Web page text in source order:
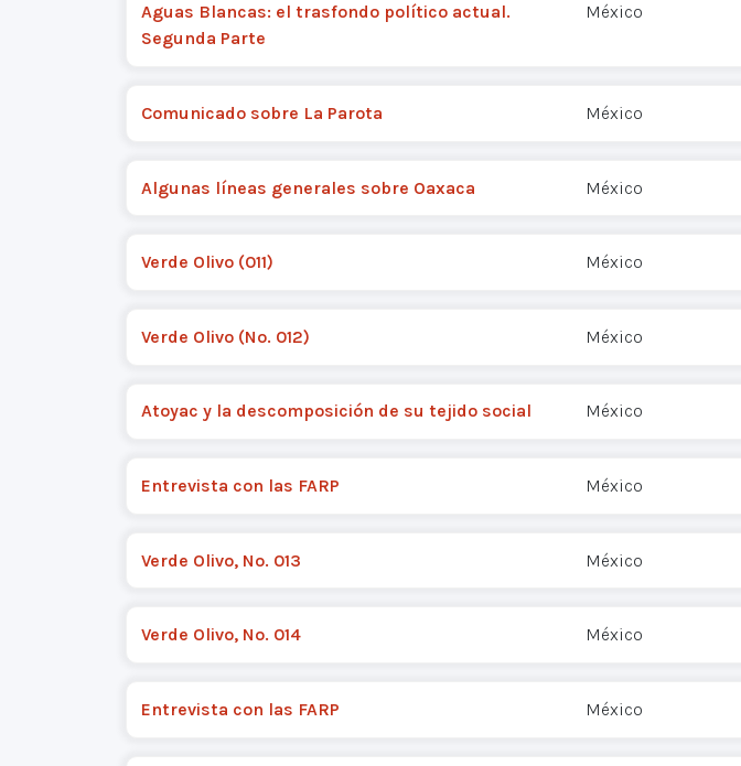
Aguas Blancas: el trasfondo político actual.
Segunda Parte
México
Comunicado sobre La Parota México
Algunas líneas generales sobre Oaxaca México
Verde Olivo (011) México
Verde Olivo (No. 012) México
Atoyac y la descomposición de su tejido social México
Entrevista con las FARP México
Verde Olivo, No. 013 México
Verde Olivo, No. 014 México
Entrevista con las FARP México